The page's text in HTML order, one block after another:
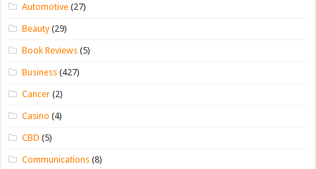
Automotive (27)
Beauty(29)
Book Reviews (5)
Business (427)
Cancer (2)
Casino (4)
CBD (5)
Communications (8)